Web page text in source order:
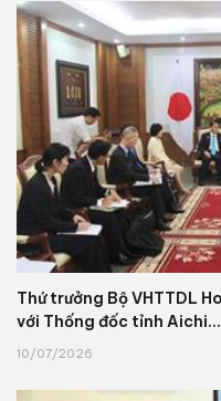
Thứ trưởng Bộ VHTTDL
với Thống đốc tỉnh Aichi...
10/07/2026